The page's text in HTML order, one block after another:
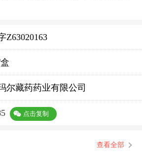
Z63020163
尔藏药药业有限公司
点击复制
查看全部